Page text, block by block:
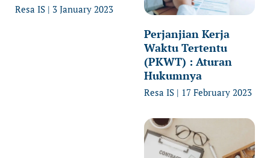
Resa IS 3 January 2023
Perjanjian Kerja
Waktu Tertentu
(PKWT) : Aturan
Hukumnya
Resa IS 17 February 2023